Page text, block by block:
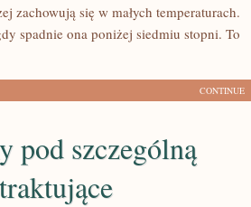
zachowują się w małych temperaturach.
spadnie ona poniżej siedmiu stopni. To
CONTINUE
pod szczególną